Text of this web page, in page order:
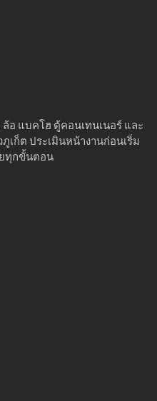
ล้อ แบคโฮ ตู้คอนเทนเนอร์ และ
ก็ต ประเมินหน้างานก่อนเริ่ม
ทุกขั้นตอน